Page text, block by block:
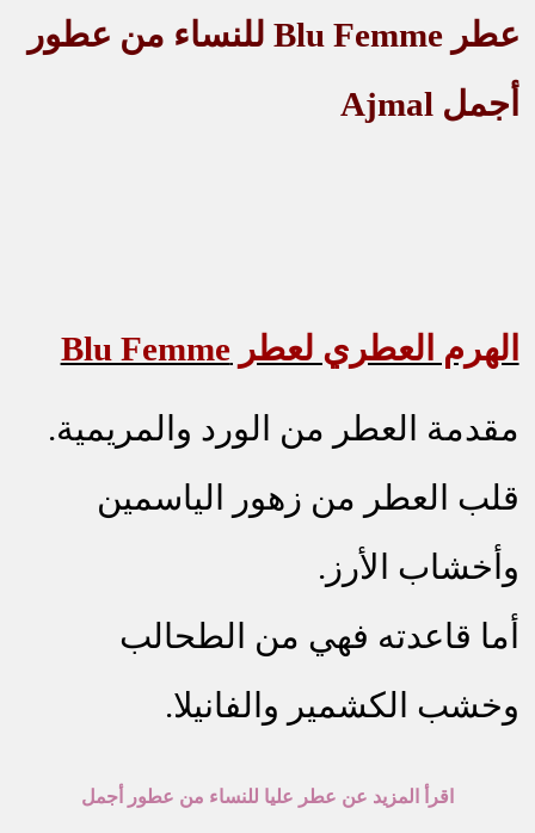
عطرBlu Femme للنساء من عطور
أجمل Ajmal
الهرم العطري لعطر Blu Femme
مقدمة العطر من الورد والمريمية.
قلب العطر من زهور الياسمين
وأخشاب الأرز.
أما قاعدته فهي من الطحالب
وخشب الكشمير والفانيلا.
اقرأ المزيد عن عطر عليا للنساء من عطور أجمل